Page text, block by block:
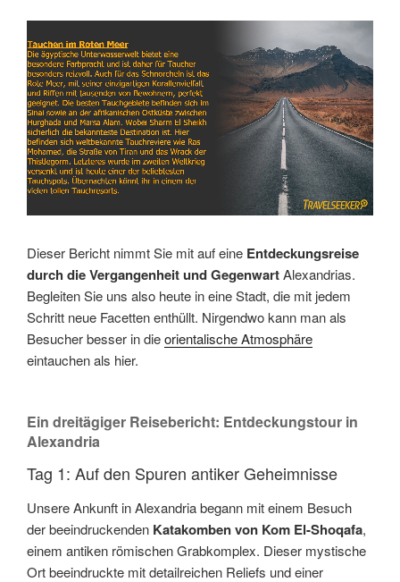
Dieser Bericht nimmt Sie mit auf eine Entdeckungsreise
durch die Vergangenheit und GegenwartAlexandrias.
Begleiten Sie uns also heute in eine Stadt, die mit jedem
Schritt neue Facetten enthüllt. Nirgendwo kann man als
Besucher besser in dieorientalische Atmosphäre
eintauchen als hier.
Ein dreitägiger Reisebericht: Entdeckungstour in
Alexandria
Tag 1: Auf den Spuren antiker Geheimnisse
Unsere Ankunft in Alexandria begann mit einem Besuch
der beeindruckenden Katakomben von Kom El-Shoqafa,
einem antiken römischen Grabkomplex. Dieser mystische
Ort beeindruckte mit detailreichen Reliefs und einer